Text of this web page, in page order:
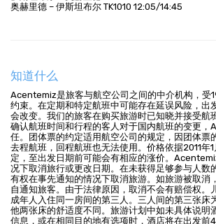
奥赫里德 – 伊斯坦布尔 TK1010 12:05/14:45
知道什么
Acentemiz是旅客与航空公司之间的中介机构，受
约束。在定期和特定航班中可能存在延误风险，出
会改变。我们的旅客在购买旅游时已知晓并接受航
确认航班时间和行程的客人对于国内航班的变更
任。团体票的约定适用航空公司的规定，因团体票
去程航班，回程航班也无法使用。价格依据2011年
定，至出发日期前可能会有相应的涨价。
况下取消旅行或更改日期。在未获得足够参与人
有权在事先通知的情况下取消旅游。如旅游被取
自通知旅客。由于法律原因，取消不会有赔偿权。
成年人入住同一房间的第三人。三人间的第三张床
他两张床的舒适度不同。旅游计划中如未具体说明
信息，或在相同目的地有选项时，酒店将在出发前